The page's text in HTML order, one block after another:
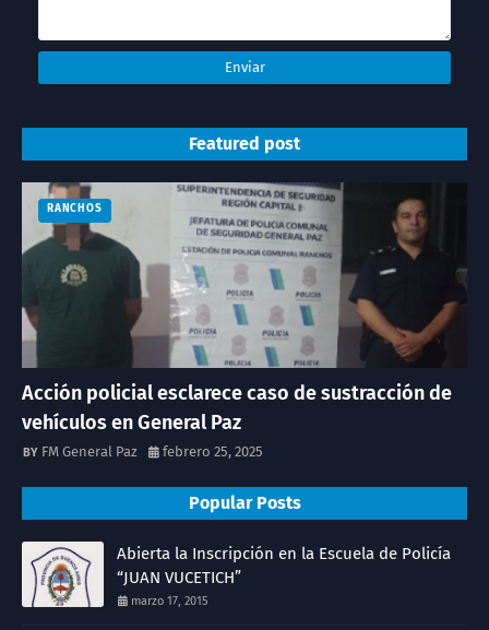
Featured post
RANCHOS
Acción policial esclarece caso de sustracción de
vehículos en General Paz
FM General Paz febrero 25, 2025
Popular Posts
Abierta la Inscripción en la Escuela de Policía
“JUAN VUCETICH”
marzo 17, 2015